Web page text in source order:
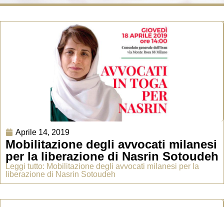
Aprile 14, 2019
Mobilitazione degli avvocati milanesi
per la liberazione di Nasrin Sotoudeh
Leggi tutto: Mobilitazione degli avvocati milanesi per la
liberazione di Nasrin Sotoudeh